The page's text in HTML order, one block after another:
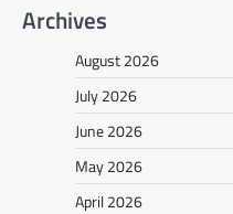
Archives
August 2026
July 2026
June 2026
May 2026
April 2026